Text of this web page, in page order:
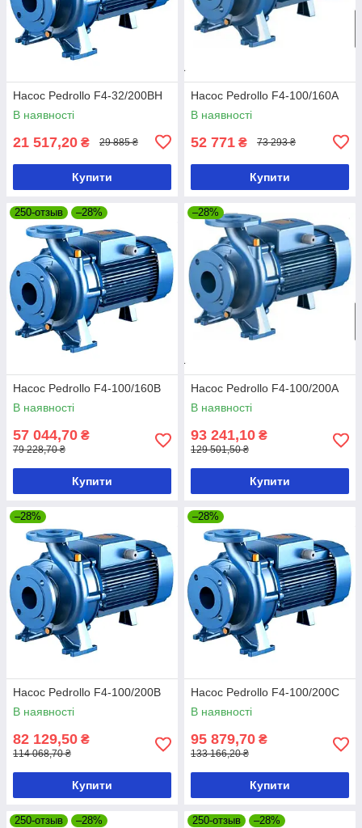
Насос Pedrollo F4-32/200BH
В наявності
21 517,20 ₴ 29 885 ₴
Купити
Насос Pedrollo F4-100/160A
В наявності
52 771 ₴ 73 293 ₴
Купити
250-отзыв –28%
Насос Pedrollo F4-100/160B
В наявності
57 044,70 ₴
79 228,70 ₴
Купити
–28%
Насос Pedrollo F4-100/200A
В наявності
93 241,10 ₴
129 501,50 ₴
Купити
–28%
Насос Pedrollo F4-100/200B
В наявності
82 129,50 ₴
114 068,70 ₴
Купити
–28%
Насос Pedrollo F4-100/200C
В наявності
95 879,70 ₴
133 166,20 ₴
Купити
250-отзыв –28% 250-отзыв –28%